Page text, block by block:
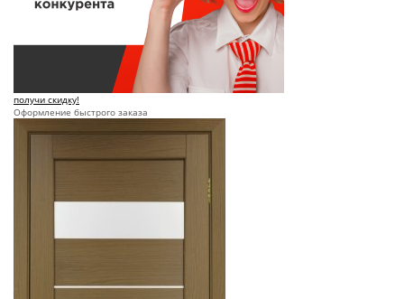
получи скидку!
Оформление быстрого заказа